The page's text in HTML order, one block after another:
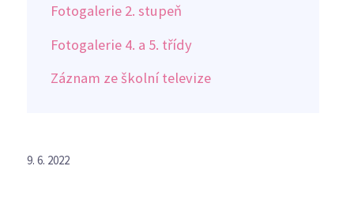
Fotogalerie 2. stupeň
Fotogalerie 4. a 5. třídy
Záznam ze školní televize
9. 6. 2022